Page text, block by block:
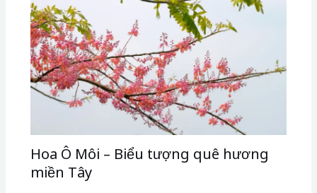
Hoa Ô Môi – Biểu tượng quê hương
miền Tây